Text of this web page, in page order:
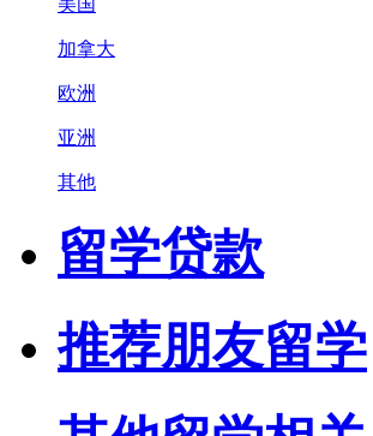
加拿大
欧洲
亚洲
其他
留学贷款
推荐朋友留学